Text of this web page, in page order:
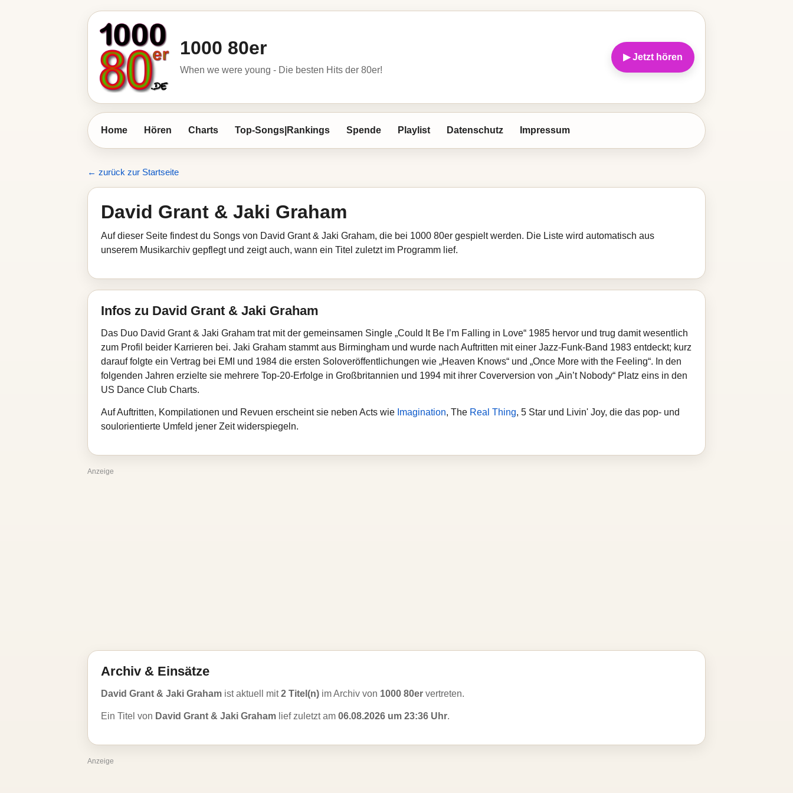
1000 80er
When we were young - Die besten Hits der 80er!
▶ Jetzt hören
Home Hören Charts Top-Songs|Rankings Spende Playlist Datenschutz Impressum
← zurück zur Startseite
David Grant & Jaki Graham
Auf dieser Seite findest du Songs von David Grant & Jaki Graham, die bei 1000 80er gespielt werden. Die Liste wird automatisch aus
unserem Musikarchiv gepflegt und zeigt auch, wann ein Titel zuletzt im Programm lief.
Infos zu David Grant & Jaki Graham
Das Duo David Grant & Jaki Graham trat mit der gemeinsamen Single „Could It Be I’m Falling in Love“ 1985 hervor und trug damit wesentlich
zum Profil beider Karrieren bei. Jaki Graham stammt aus Birmingham und wurde nach Auftritten mit einer Jazz-Funk-Band 1983 entdeckt; kurz
darauf folgte ein Vertrag bei EMI und 1984 die ersten Soloveröffentlichungen wie „Heaven Knows“ und „Once More with the Feeling“. In den
folgenden Jahren erzielte sie mehrere Top-20-Erfolge in Großbritannien und 1994 mit ihrer Coverversion von „Ain’t Nobody“ Platz eins in den
US Dance Club Charts.
Auf Auftritten, Kompilationen und Revuen erscheint sie neben Acts wie Imagination, The Real Thing, 5 Star und Livin' Joy, die das pop- und
soulorientierte Umfeld jener Zeit widerspiegeln.
Anzeige
Archiv & Einsätze
David Grant & Jaki Graham ist aktuell mit2 Titel(n) im Archiv von 1000 80er vertreten.
Ein Titel von David Grant & Jaki Graham lief zuletzt am 06.08.2026 um 23:36 Uhr.
Anzeige